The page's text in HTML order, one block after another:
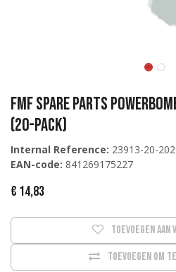
FMF Spare Parts
(20-pack)
Internal Reference: 23913-20-202
EAN-code: 841269175227
€ 14,83
Toevoegen om
Toevoegen